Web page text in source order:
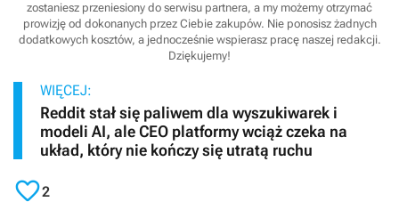
zostaniesz przeniesiony do serwisu partnera, a my możemy otrzymać
prowizję od dokonanych przez Ciebie zakupów. Nie ponosisz żadnych
dodatkowych kosztów, a jednocześnie wspierasz pracę naszej redakcji.
Dziękujemy!
WIĘCEJ:
Reddit stał się paliwem dla wyszukiwarek i
modeli AI, ale CEO platformy wciąż czeka na
układ, który nie kończy się utratą ruchu
2